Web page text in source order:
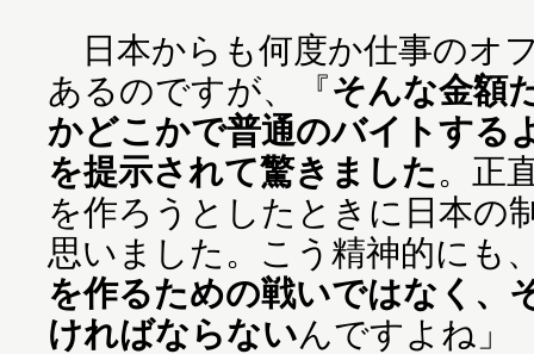
日本からも何度か仕事のオ
あるのですが、『そんな金額
かどこかで普通のバイトする
を提示されて驚きました。正
を作ろうとしたときに日本の
思いました。こう精神的にも
を作るための戦いではなく、
ければならないんですよね」